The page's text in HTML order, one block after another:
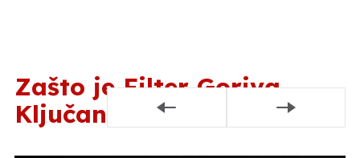
Zašto je Filter Goriva
Ključan za Vaše Vozilo?